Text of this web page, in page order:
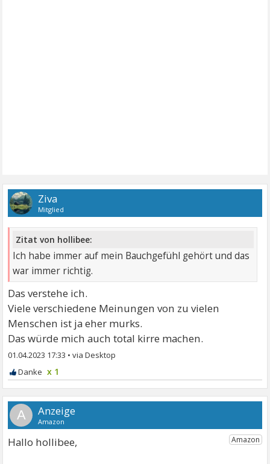
Ziva
Mitglied
Zitat von hollibee:
Ich habe immer auf mein Bauchgefühl gehört und das
war immer richtig.
Das verstehe ich.
Viele verschiedene Meinungen von zu vielen
Menschen ist ja eher murks.
Das würde mich auch total kirre machen.
01.04.2023 17:33 •
x 1
A
Hallo hollibee,